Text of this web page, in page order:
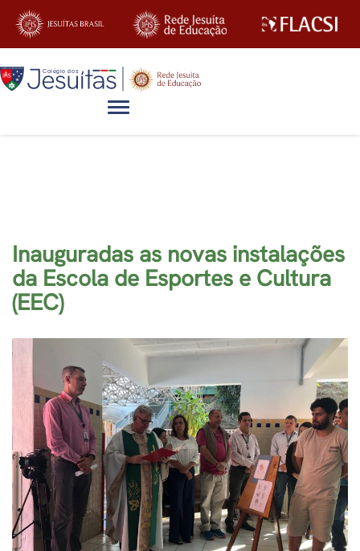
Alternar navegação
Inauguradas as novas instalações
da Escola de Esportes e Cultura
(EEC)